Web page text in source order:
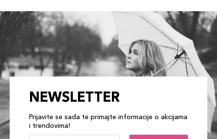
NEWSLETTER
Prijavite se sada te primajte informacije o akcijama
i trendovima!